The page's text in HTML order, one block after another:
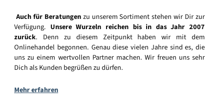
Auch für Beratungenzu unserem Sortiment stehen wir Dir zur
Verfügung. Unsere Wurzeln reichen bis in das Jahr 2007
zurück. Denn zu diesem Zeitpunkt haben wir mit dem
Onlinehandel begonnen. Genau diese vielen Jahre sind es, die
uns zu einem wertvollen Partner machen. Wir freuen uns sehr
Dich als Kunden begrüßen zu dürfen.
Mehr erfahren